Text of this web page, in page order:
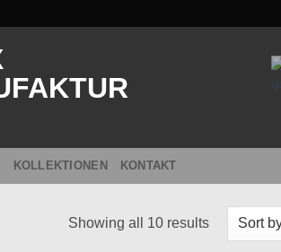
KOLLEKTIONEN KONTAKT
Showing all 10 resultsSorted